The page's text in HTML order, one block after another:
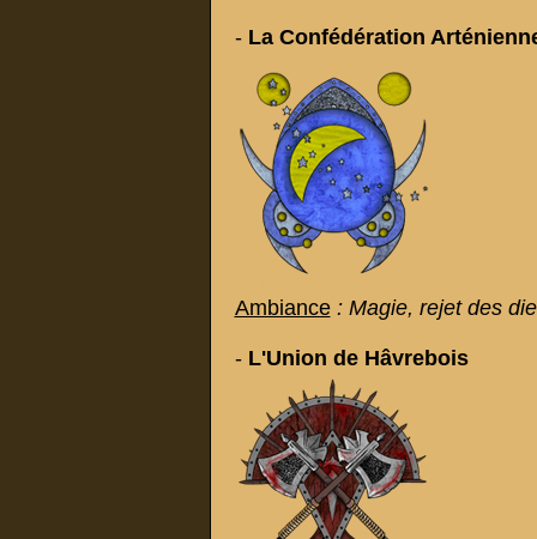
- La Confédération
Ambiance: Magie, rejet des
- L'Union de Hâvrebois